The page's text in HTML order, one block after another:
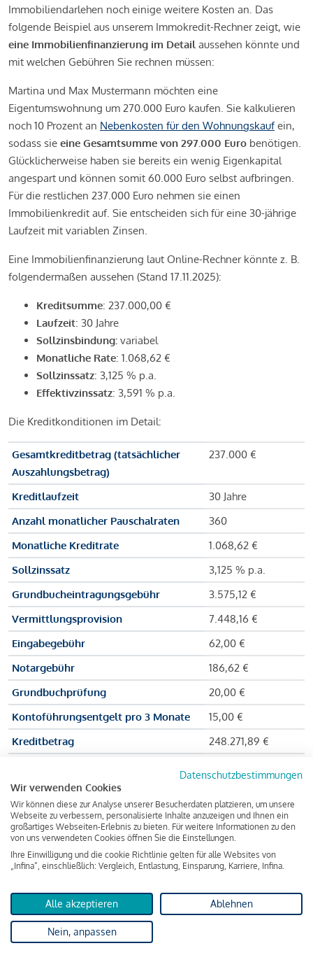
Immobiliendarlehen noch einige weitere Kosten an. Das
folgende Beispiel aus unserem Immokredit-Rechner zeigt, wie
eine Immobilienfinanzierung im Detail aussehen könnte und
mit welchen Gebühren Sie rechnen müssen:
Martina und Max Mustermann möchten eine
Eigentumswohnung um 270.000 Euro kaufen. Sie kalkulieren
noch 10 Prozent an Nebenkosten für den Wohnungskaufein,
sodass sie eine Gesamtsumme von 297.000 Euro benötigen.
Glücklicherweise haben sie bereits ein wenig Eigenkapital
angespart und können somit 60.000 Euro selbst aufbringen.
Für die restlichen 237.000 Euro nehmen sie einen
Immobilienkredit auf. Sie entscheiden sich für eine 30-jährige
Laufzeit mit variablen Zinsen.
Eine Immobilienfinanzierung laut Online-Rechner könnte z. B.
folgendermaßen aussehen (Stand 17.11.2025):
Kreditsumme: 237.000,00 €
Laufzeit: 30 Jahre
Sollzinsbindung: variabel
Monatliche Rate: 1.068,62 €
Sollzinssatz: 3,125 % p.a.
Effektivzinssatz: 3,591 % p.a.
Die Kreditkonditionen im Detail:
Gesamtkreditbetrag (tatsächlicher
Auszahlungsbetrag)
237.000 €
Kreditlaufzeit
30 Jahre
Anzahl monatlicher Pauschalraten
360
Monatliche Kreditrate
1.068,62 €
Sollzinssatz
3,125 % p.a.
Grundbucheintragungsgebühr
3.575,12 €
Vermittlungsprovision
7.448,16 €
Eingabegebühr
62,00 €
Notargebühr
186,62 €
Grundbuchprüfung
20,00 €
Kontoführungsentgelt pro 3 Monate
15,00 €
Kreditbetrag
248.271,89 €
Zu zahlender Gesamtbetrag
Kreditvermittler
INFINA Credit
Broker GmbH
von 237.000 Euro ausgezahlt, um die Wohnung zu kaufen.
Darüber hinaus fallen aber noch einige Gebühren an (z. B. die
Grundbucheintragungsgebühr), sodass die Bank den
Datenschutzbestimmungen
Wir verwenden Cookies
Wir können diese zur Analyse unserer Besucherdaten platzieren, um unsere
Webseite zu verbessern, personalisierte Inhalte anzuzeigen und Ihnen ein
großartiges Webseiten-Erlebnis zu bieten. Für weitere Informationen zu den
von uns verwendeten Cookies öffnen Sie die Einstellungen.
Ihre Einwilligung und die cookie Richtlinie gelten für alle Websites von
„Infina“, einschließlich: Vergleich, Entlastung, Einsparung, Karriere, Infina.
Alle akzeptieren Ablehnen
Nein, anpassen